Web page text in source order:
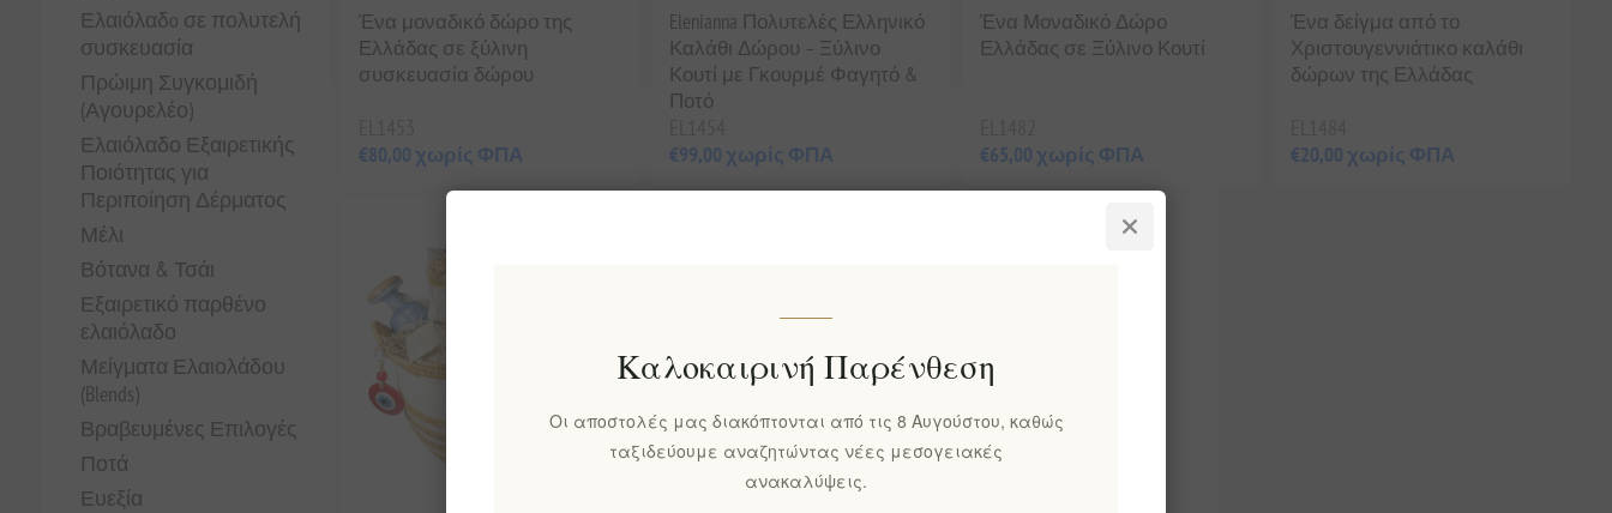
Ελαιόλαδo σε πολυτελή
συσκευασία
Πρώιμη Συγκομιδή
(Αγουρελέο)
Ελαιόλαδο Εξαιρετικής
Ποιότητας για
Περιποίηση Δέρματος
Μέλι
Βότανα & Τσάι
Εξαιρετικό παρθένο
ελαιόλαδο
Μείγματα Ελαιολάδου
(Blends)
Βραβευμένες Επιλογές
Ποτά
Ευεξία
Ένα μοναδικό δώρο της
Ελλάδας σε ξύλινη
συσκευασία δώρου
€80,00 χωρίς ΦΠΑ
Elenianna Πολυτελές Ελληνικό
Καλάθι Δώρου – Ξύλινο
Κουτί με Γκουρμέ Φαγητό &
Ποτό
€99,00 χωρίς ΦΠΑ
Ένα Μοναδικό Δώρο
Ελλάδας σε Ξύλινο Κουτί
€65,00 χωρίς ΦΠΑ
Ένα δείγμα από το
Χριστουγεννιάτικο καλάθι
δώρων της Ελλάδας
€20,00 χωρίς ΦΠΑ
Καλοκαιρινή Παρένθεση
Οι αποστολές μας διακόπτονται από τις 8 Αυγούστου, καθώς
ταξιδεύουμε αναζητώντας νέες μεσογειακές
ανακαλύψεις.